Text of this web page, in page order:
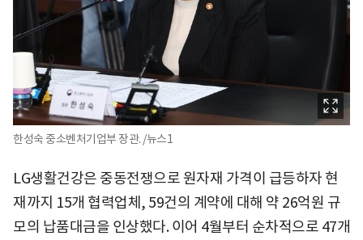
한성숙 중소벤처기업부 장관. /뉴스1
LG생활건강은 중동전쟁으로 원자재 가격이 급등하자 현
재까지 15개 협력업체, 59건의 계약에 대해 약 26억원 규
모의 납품대금을 인상했다. 이어 4월부터 순차적으로 47개